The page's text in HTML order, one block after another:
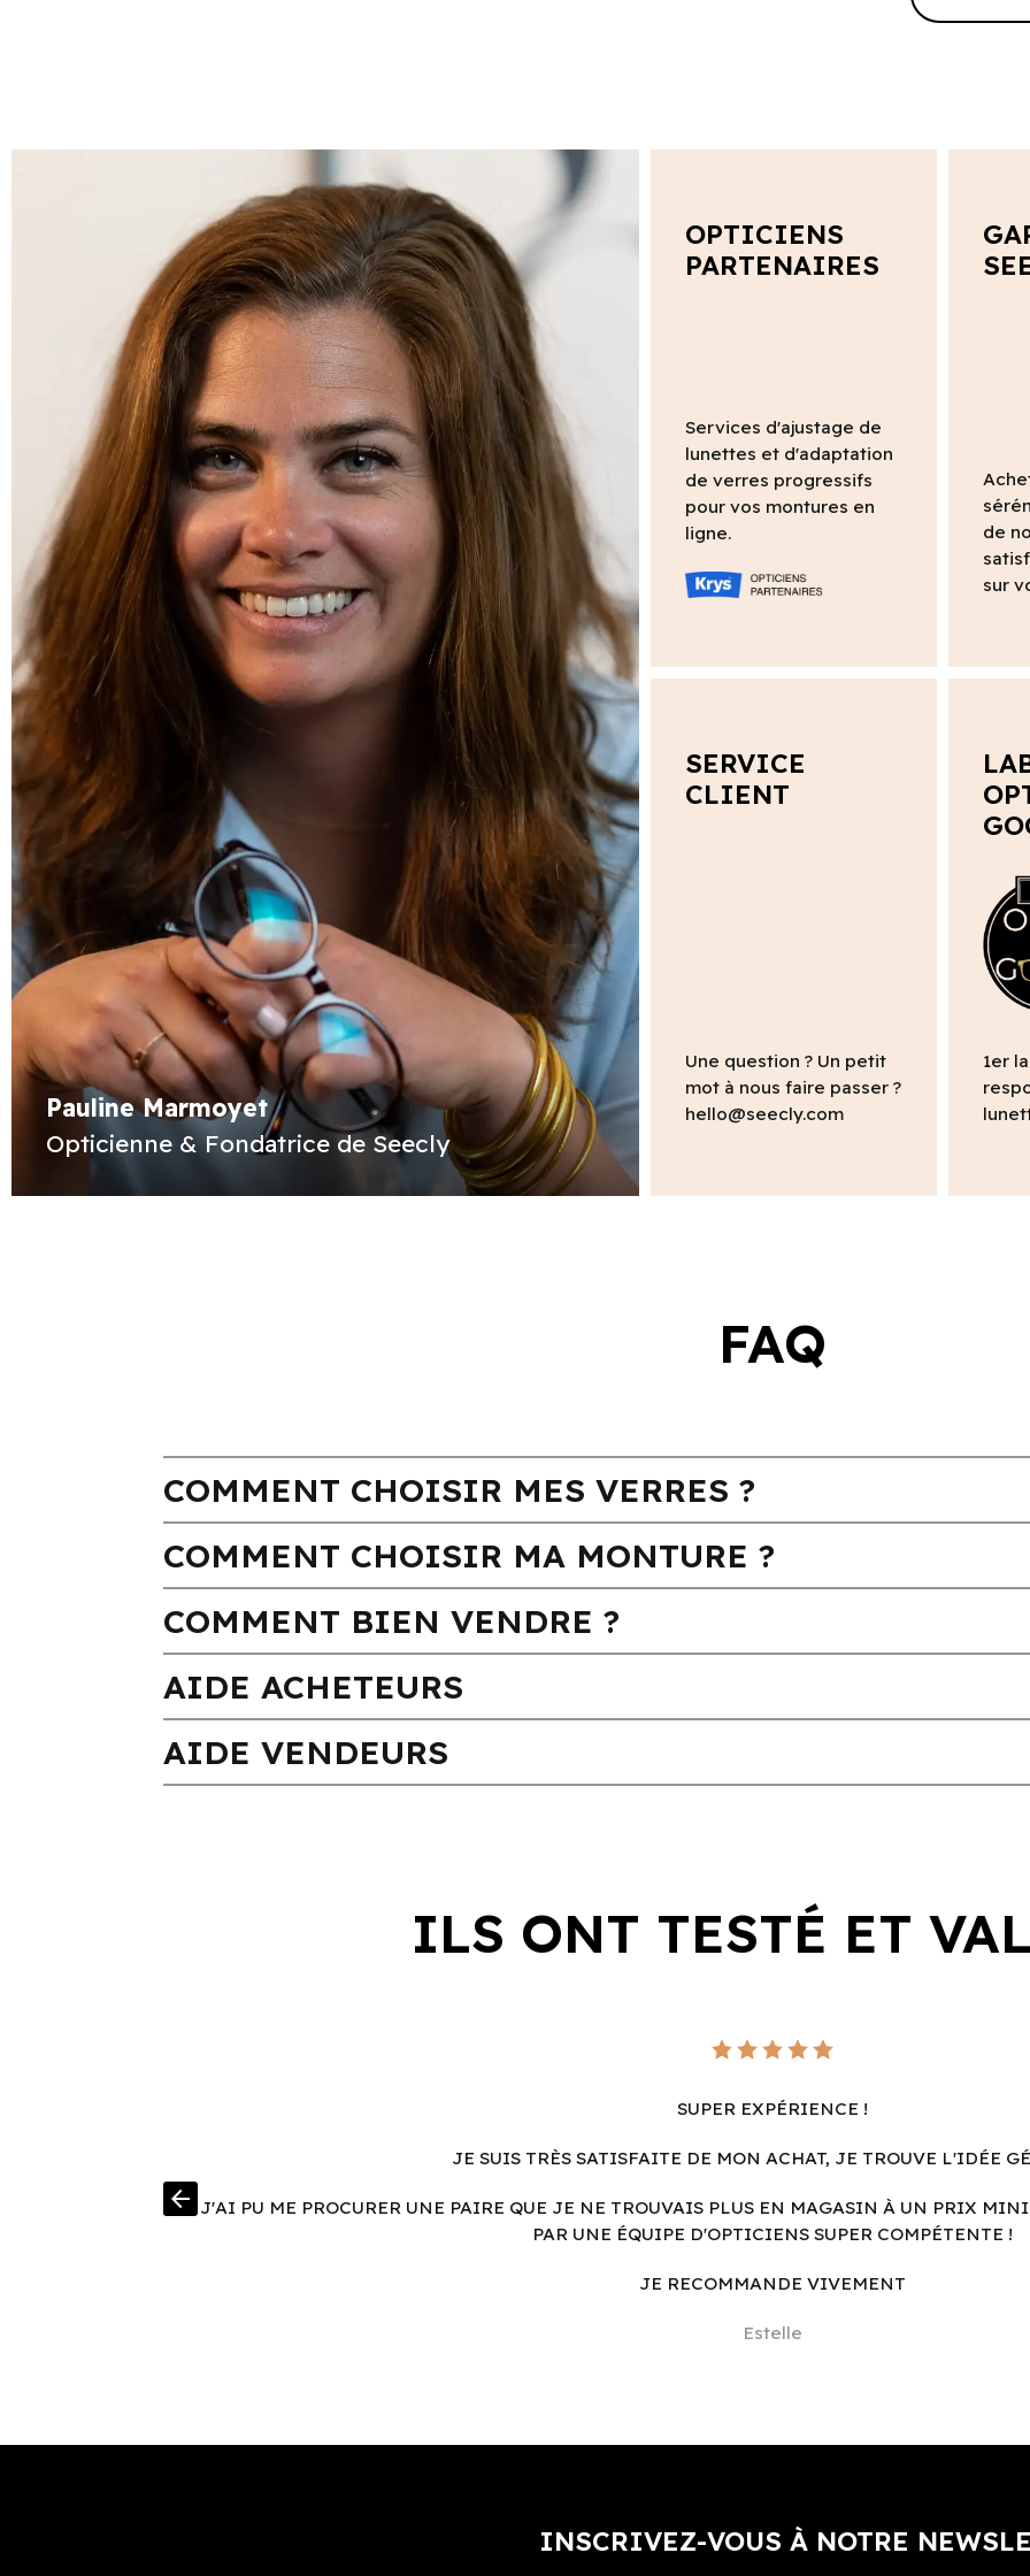
Pauline Marmoyet
Opticienne & Fondatrice de Seecly
OPTICIENS
PARTENAIRES
Services d'ajustage de
lunettes et d'adaptation
de verres progressifs
pour vos montures en
ligne.
de
sur
SERVICE
CLIENT
Une question ? Un petit
mot à nous faire passer ?
hello@seecly.com
1er
FAQ
COMMENT CHOISIR MES VERRES ?
COMMENT CHOISIR MA MONTURE ?
COMMENT BIEN VENDRE ?
AIDE ACHETEURS
AIDE VENDEURS
ILS ONT TESTÉ ET
SUPER EXPÉRIENCE !
JE SUIS TRÈS SATISFAITE DE MON ACHAT, JE TROUVE L'IDÉE
J'AI PU ME PROCURER UNE PAIRE QUE JE NE TROUVAIS PLUS EN MAGASIN À UN PRIX
PAR UNE ÉQUIPE D'OPTICIENS SUPER COMPÉTENTE !
JE RECOMMANDE VIVEMENT
Estelle
arrow_back
INSCRIVEZ-VOUS À NOTRE